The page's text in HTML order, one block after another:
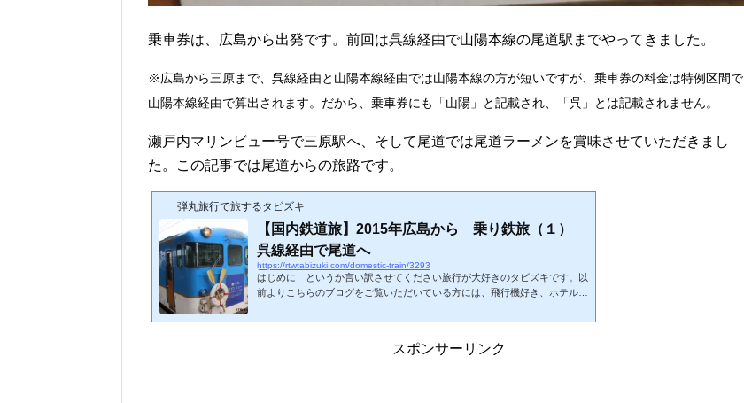
乗車券は、広島から出発です。前回は呉線経由で山陽本線の尾道駅までやってきました。
※広島から三原まで、呉線経由と山陽本線経由では山陽本線の方が短いですが、乗車券の料金は特例区間で
山陽本線経由で算出されます。だから、乗車券にも「山陽」と記載され、「呉」とは記載されません。
瀬戸内マリンビュー号で三原駅へ、そして尾道では尾道ラーメンを賞味させていただきまし
た。この記事では尾道からの旅路です。
弾丸旅行で旅するタビズキ
【国内鉄道旅】2015年広島から 乗り鉄旅（１）
呉線経由で尾道へ
https://rtwtabizuki.com/domestic-train/3293
はじめに というか言い訳させてください旅行が大好きのタビズキです。以
前よりこちらのブログをご覧いただいている方には、飛行機好き、ホテル好
ですが、飛行機より好きな乗り物があります。鉄道です。え、今更、鉄道好
たからね。別に隠してたわけではないのですが、航空旅行がメインのブログ
スポンサーリンク